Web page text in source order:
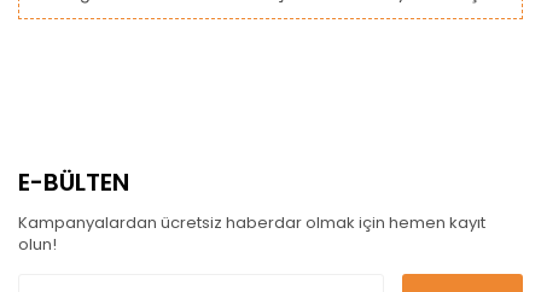
E-BÜLTEN
Kampanyalardan ücretsiz haberdar olmak için hemen kayıt
olun!